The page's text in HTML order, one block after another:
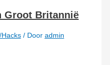
Groot Britannië
/ Door admin